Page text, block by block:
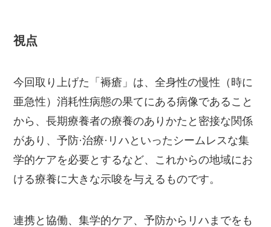
視点
今回取り上げた「褥瘡」は、全身性の慢性（時に
亜急性）消耗性病態の果てにある病像であること
から、長期療養者の療養のありかたと密接な関係
があり、予防·治療·リハといったシームレスな集
学的ケアを必要とするなど、これからの地域にお
ける療養に大きな示唆を与えるものです。
連携と協働、集学的ケア、予防からリハまでをも